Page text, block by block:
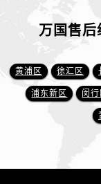
万国售后
黄浦区 徐汇区
浦东新区 闵行